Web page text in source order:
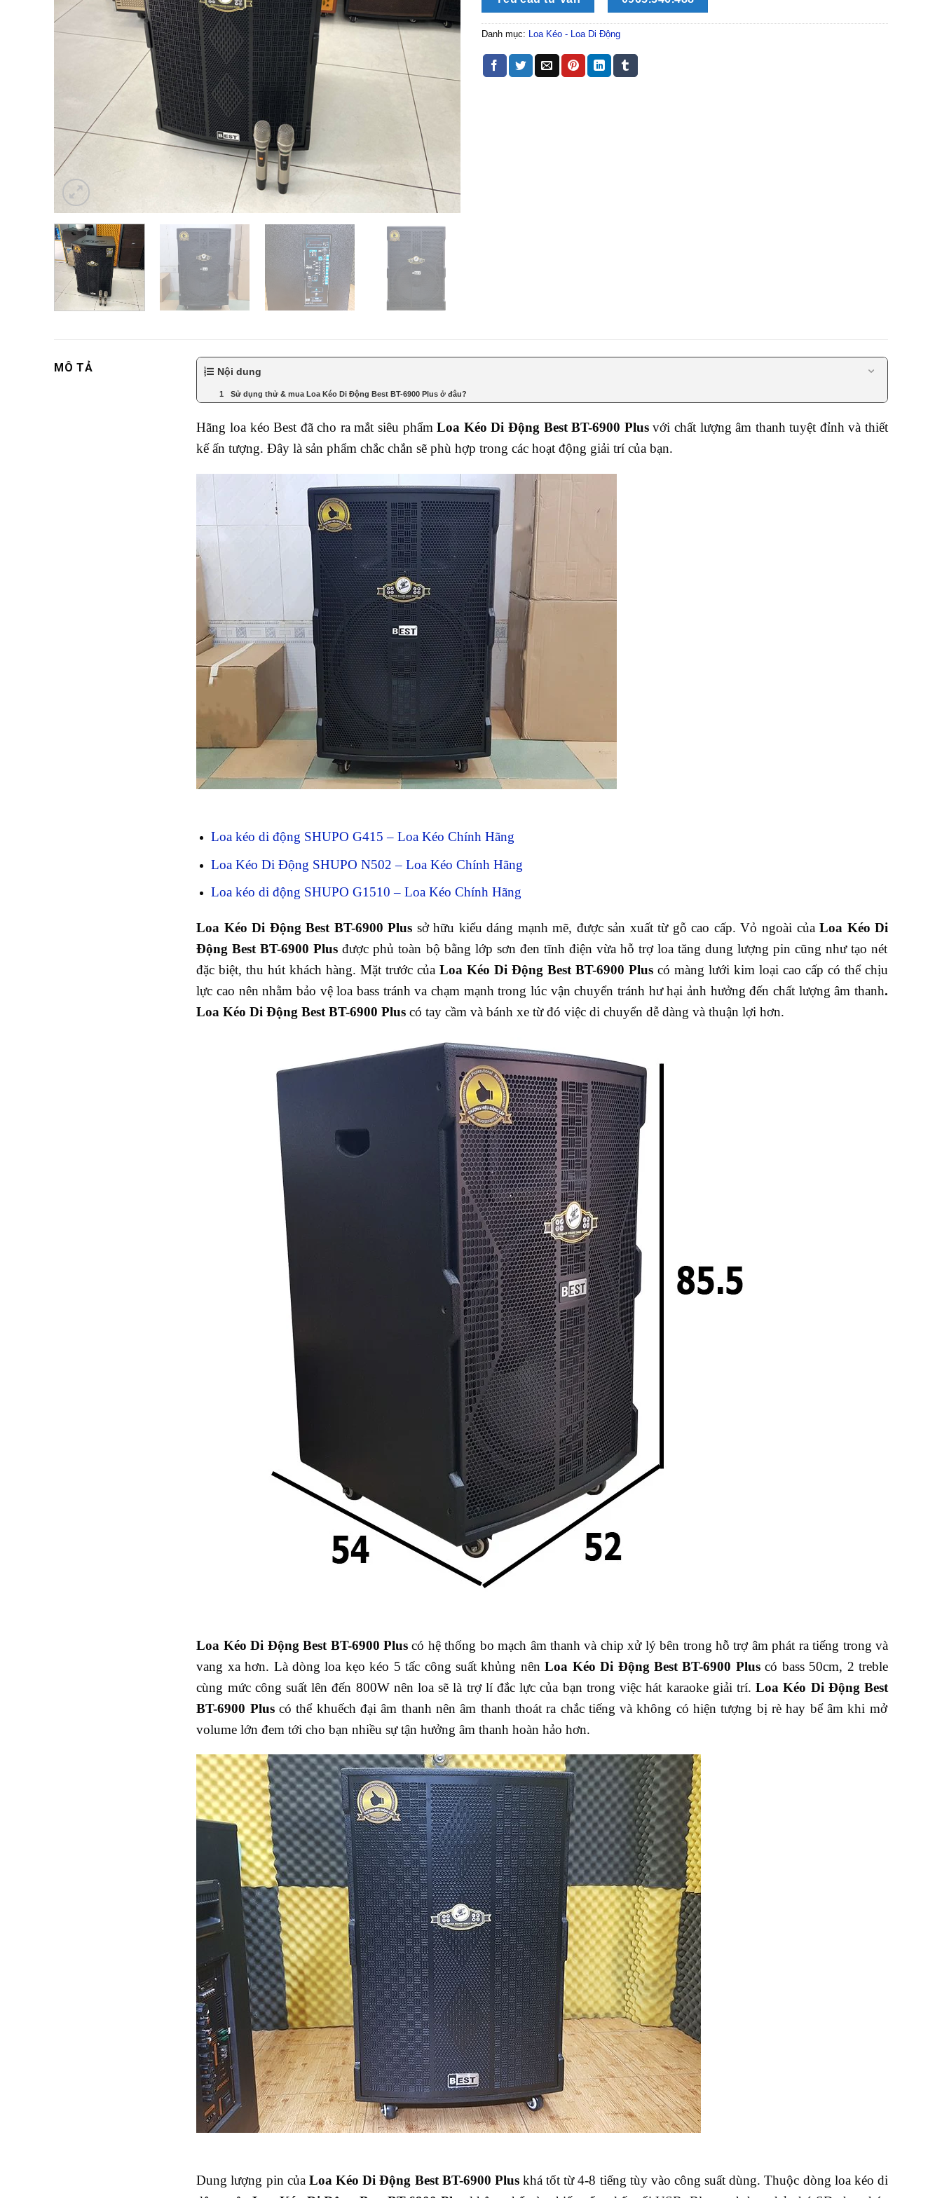
Danh mục: Loa Kéo - Loa Di Động
MÔ TẢ Nội dung
Sử dụng thử & mua Loa Kéo Di Động Best BT-6900 Plus ở đâu?
Hãng loa kéo Best đã cho ra mắt siêu phẩmLoa Kéo Di ĐộngBestBT-6900 Plusvới chất lượng âm thanh tuyệt đỉnh và thiết
kế ấn tượng. Đây là sản phẩm chắc chắn sẽ phù hợp trong các hoạt động giải trí của bạn.
Loa kéo di động SHUPO G415 – Loa Kéo Chính Hãng
Loa Kéo Di Động SHUPO N502 – Loa Kéo Chính Hãng
Loa kéo di động SHUPO G1510 – Loa Kéo Chính Hãng
Loa Kéo Di Động Best BT-6900 Plus sở hữu kiểu dáng mạnh mẽ, được sản xuất từ gỗ cao cấp. Vỏ ngoài củaLoa Kéo Di
Động Best BT-6900 Plus được phủ toàn bộ bằng lớp sơn đen tĩnh điện vừa hỗ trợ loa tăng dung lượng pin cũng như tạo nét
đặc biệt, thu hút khách hàng. Mặt trước củaLoa Kéo Di Động Best BT-6900 Plus có màng lưới kim loại cao cấp có thể chịu
lực cao nên nhằm bảo vệ loa bass tránh va chạm mạnh trong lúc vận chuyển tránh hư hại ảnh hưởng đến chất lượng âm thanh.
Loa Kéo Di Động Best BT-6900 Plus có tay cầm và bánh xe từ đó việc di chuyển dễ dàng và thuận lợi hơn.
Loa Kéo Di Động Best BT-6900 Pluscó hệ thống bo mạch âm thanh và chip xử lý bên trong hỗ trợ âm phát ra tiếng trong và
vang xa hơn. Là dòng loa kẹo kéo 5 tấc công suất khủng nênLoa Kéo Di Động Best BT-6900 Pluscó bass 50cm, 2 treble
cùng mức công suất lên đến 800W nên loa sẽ là trợ lí đắc lực của bạn trong việc hát karaoke giải trí.Loa Kéo Di Động Best
BT-6900 Pluscó thể khuếch đại âm thanh nên âm thanh thoát ra chắc tiếng và không có hiện tượng bị rè hay bể âm khi mở
volume lớn đem tới cho bạn nhiều sự tận hưởng âm thanh hoàn hảo hơn.
Dung lượng pin của Loa Kéo Di Động BestBT-6900 Pluskhá tốt từ 4-8 tiếng tùy vào công suất dùng. Thuộc dòng loa kéo di